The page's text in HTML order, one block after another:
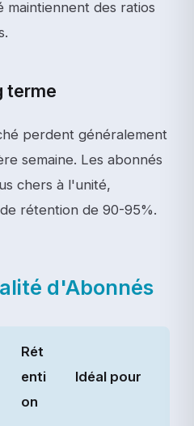
maintiennent des ratios
terme
perdent généralement
semaine. Les abonnés
chers à l'unité,
rétention de 90-95%.
d'Abonnés
Rét
enti
on
Idéal pour